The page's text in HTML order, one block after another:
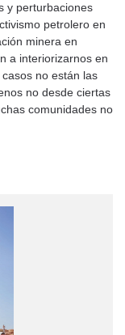
y perturbaciones
petrolero en
minera en
a interiorizarnos en
no están las
no desde ciertas
comunidades no